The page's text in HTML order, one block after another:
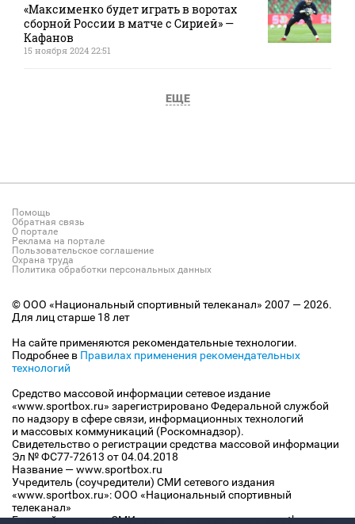
«Максименко будет играть в воротах
сборной России в матче с Сирией» —
Кафанов
15 ноября 2024 22:51
ЕЩЕ
Помощь
Обратная связь
О портале
Реклама на портале
Пользовательское соглашение
Охрана труда
Политика обработки персональных данных
© ООО «Национальный спортивный телеканал» 2007 — 2026.
Для лиц старше 18 лет
На сайте применяются рекомендательные технологии.
Подробнее в Правилах применения рекомендательных
технологий
Средство массовой информации сетевое издание
«www.sportbox.ru» зарегистрировано Федеральной службой
по надзору в сфере связи, информационных технологий
и массовых коммуникаций (Роскомнадзор).
Свидетельство о регистрации средства массовой информации
Эл № ФС77-72613 от 04.04.2018
Название — www.sportbox.ru
Учредитель (соучредители) СМИ сетевого издания
«www.sportbox.ru»: ООО «Национальный спортивный
телеканал»
Главный редактор СМИ сетевого издания «www.sportbox.ru»: